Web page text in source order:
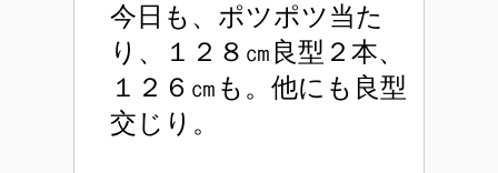
今日も、ポツポツ当た
り、１２８㎝良型２本、
１２６㎝も。他にも良型
交じり。